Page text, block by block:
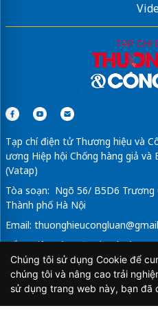
Tạp chí điện tử Thương hiệu và
ương Hiệp hội Chống hàng giả
(Vatap)
Tòa soạn: Ngõ 56/ B5D6 Trương
Thành phố Hà Nội
Email:
Tổng Biên Tập: Vũ Đức Thuận
Giấy phép hoạt động báo chí
Thông tin và Truyền thông cấp
Chúng tôi sử dụng Cookie để
chúng tôi và nâng cao trải
sử dụng trang web này, bạn đã